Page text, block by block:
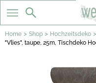
Home > Shop > Hochzeitsdeko >
"Vlies", taupe, 25m, Tischdeko